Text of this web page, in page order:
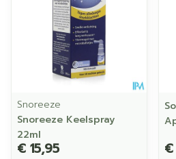
Snoreeze
Snoreeze Keelspray
22ml
€ 15,95 €